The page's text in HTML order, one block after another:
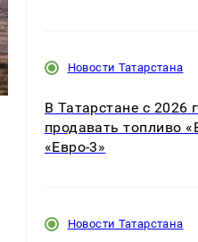
Новости Татарстана
В Татарстане с 2026
продавать топливо
«Евро-3»
Новости Татарстана